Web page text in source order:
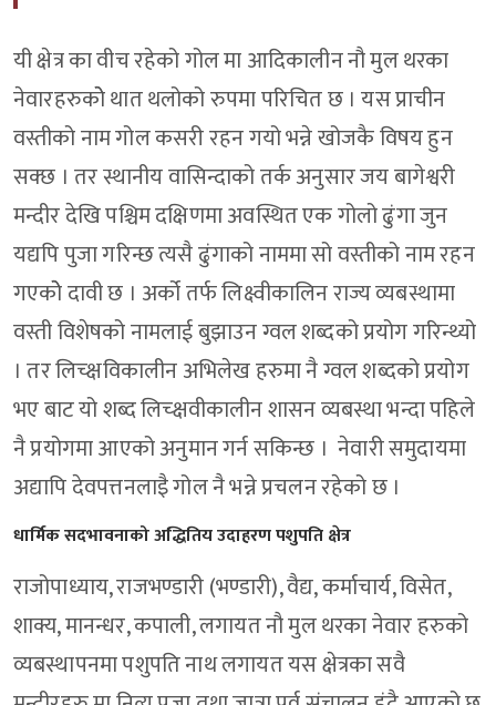
यी क्षेत्र का वीच रहेको गोल मा आदिकालीन नौ मुल थरका
नेवारहरुकोे थात थलोको रुपमा परिचित छ । यस प्राचीन
वस्तीको नाम गोल कसरी रहन गयो भन्ने खोजकै विषय हुन
सक्छ । तर स्थानीय वासिन्दाको तर्क अनुसार जय बागेश्वरी
मन्दीर देखि पश्चिम दक्षिणमा अवस्थित एक गोलो ढुंगा जुन
यद्यपि पुजा गरिन्छ त्यसै ढुंगाको नाममा सो वस्तीको नाम रहन
गएकोे दावी छ । अर्को तर्फ लिक्ष्वीकालिन राज्य व्यबस्थामा
वस्ती विशेषको नामलाई बुझाउन ग्वल शब्दको प्रयोग गरिन्थ्यो
। तर लिच्क्षविकालीन अभिलेख हरुमा नै ग्वल शब्दको प्रयोग
भए बाट यो शब्द लिच्क्षवीकालीन शासन व्यबस्था भन्दा पहिले
नै प्रयोगमा आएको अनुमान गर्न सकिन्छ । नेवारी समुदायमा
अद्यापि देवपत्तनलाइै गोल नै भन्ने प्रचलन रहेको छ ।
धार्मिक सदभावनाको अद्धितिय उदाहरण पशुपति क्षेत्र
राजोपाध्याय, राजभण्डारी (भण्डारी), वैद्य, कर्माचार्य, विसेत,
शाक्य, मानन्धर, कपाली, लगायत नौ मुल थरका नेवार हरुको
व्यबस्थापनमा पशुपति नाथ लगायत यस क्षेत्रका सवै